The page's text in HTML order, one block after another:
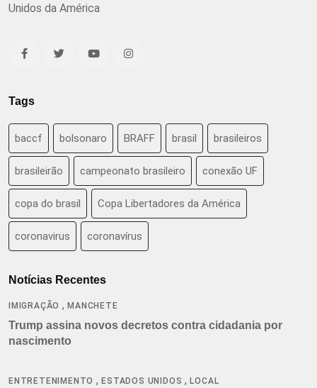
Unidos da América
Tags
baccf bolsonaro BRAFF brasil brasileiros
brasileirão campeonato brasileiro conexão UF
copa do brasil Copa Libertadores da América
coronavirus coronavírus
Notícias Recentes
IMIGRAÇÃO ,MANCHETE
Trump assina novos decretos contra cidadania por
nascimento
ENTRETENIMENTO ,ESTADOS UNIDOS ,LOCAL